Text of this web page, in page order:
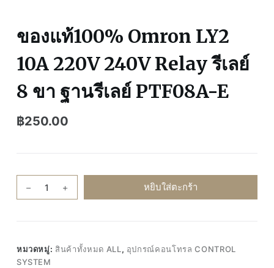
ของแท้100% Omron LY2
10A 220V 240V Relay รีเลย์
8 ขา ฐานรีเลย์ PTF08A-E
฿250.00
ของ
10A
หยิบใส่ตะกร้า
หมวดหมู่: สินค้าทั้งหมด ALL, อุปกรณ์คอนโทรล CONTROL
SYSTEM